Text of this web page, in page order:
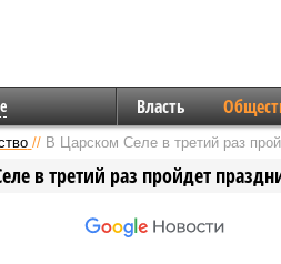
Власть
// В Царском Селе в третий раз
в третий раз пройдет